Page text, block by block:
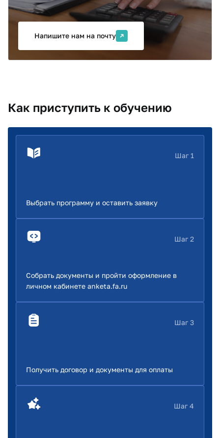
оптимальный формат обучения, ответим на вопросы
и подготовим предложение с учетом ваших задач.
Напишите нам на почту
Как приступить к обучению
Шаг 1
Выбрать программу и оставить заявку
Шаг 2
Собрать документы и пройти оформление в
личном кабинете anketa.fa.ru
Шаг 3
Получить договор и документы для оплаты
Шаг 4